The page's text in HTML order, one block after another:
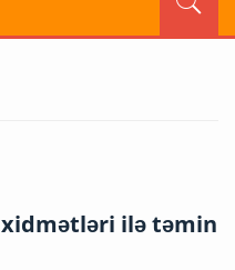
xidmətləri ilə təmin